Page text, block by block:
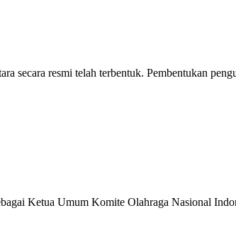
resmi telah terbentuk. Pembentukan
Ketua Umum Komite Olahraga Nasional